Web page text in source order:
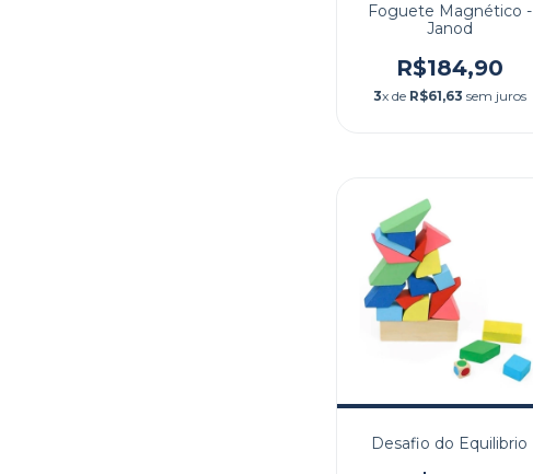
Foguete Magnético -
Janod
R$184,90
3x de R$61,63 sem juros
Desafio do Equilibrio